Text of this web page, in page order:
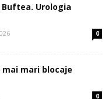
Urologia
0
mari blocaje
0